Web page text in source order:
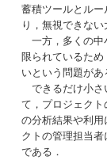
蓄積ツールとル
り，無視できない
一方，多くの中
限られているた
いという問題があ
できるだけ小さ
て，プロジェク
の分析結果や利
クトの管理担当
である．